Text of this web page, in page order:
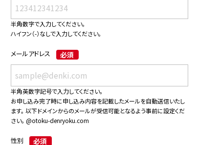
半角数字で入力してください。
ハイフン（-）なしで入力してください。
メールアドレス 必須
半角英数字記号で入力してください。
お申し込み完了時に申し込み内容を記載したメールを自動送信いたし
ます。 以下ドメインからのメールが受信可能となるよう事前に設定くだ
さい。@otoku-denryoku.com
性別 必須